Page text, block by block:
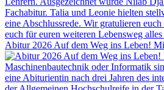
Abitur 2026 Auf dem Weg ins Leben!